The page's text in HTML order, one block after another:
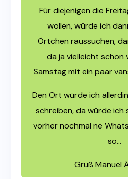
Für diejenigen die
wollen, würde ich
Örtchen raussuchen,
da ja vielleicht schon
Samstag mit ein paar vans
Den Ort würde ich
schreiben, da würde ich
vorher nochmal ne
so…
Gruß Manuel